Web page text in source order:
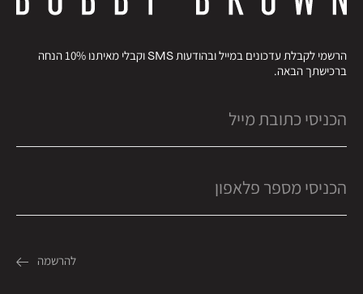
הרשמי לקבלת עדכונים במייל ובהודעות SMS וקבלי מאיתנו 10% הנחה
ברכישתך הבאה.